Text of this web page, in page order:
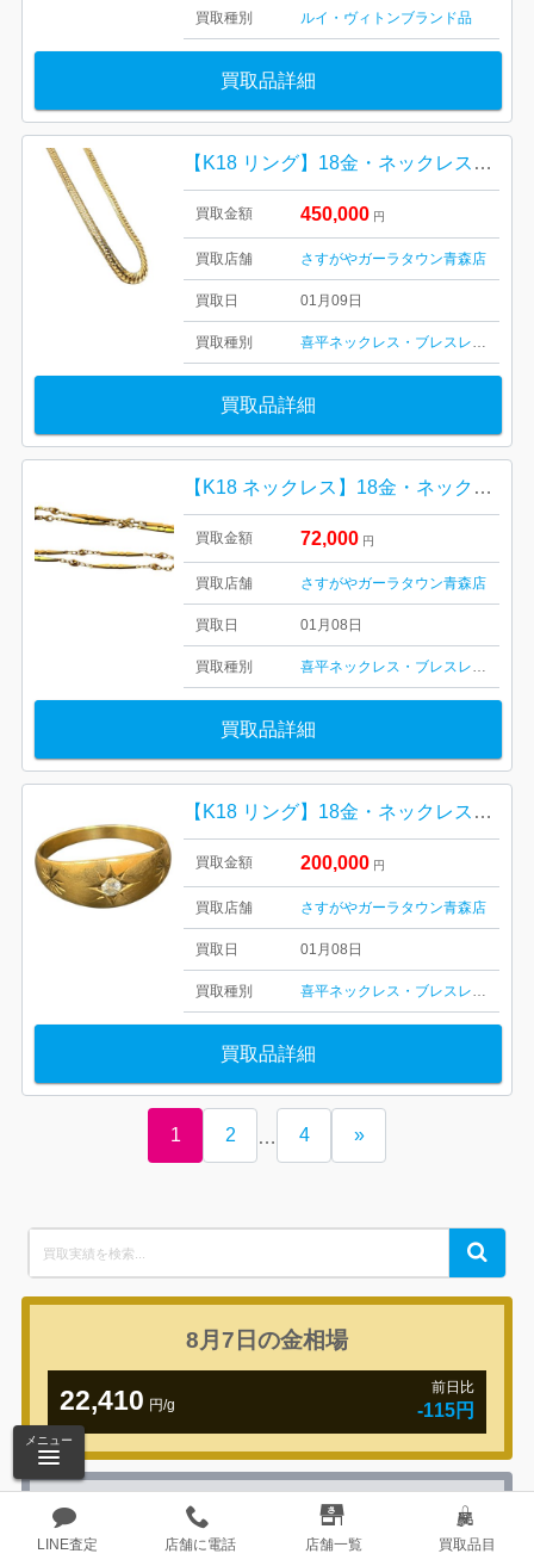
メニュー
LINE査定 店舗に電話 店舗一覧 買取品目
買取種別 ルイ・ヴィトンブランド品
買取品詳細
【K18 リング】18金・ネックレス・ブレスレッド・貴金属・アクセサリー・750・ゴールド
買取金額 450,000 円
買取店舗 さすがやガーラタウン青森店
買取日 01月09日
買取種別 喜平ネックレス・ブレスレット
買取品詳細
【K18 ネックレス】18金・ネックレス・ブレスレッド・貴金属・アクセサリー・750・ゴールド
買取金額 72,000 円
買取店舗 さすがやガーラタウン青森店
買取日 01月08日
買取種別 喜平ネックレス・ブレスレット
買取品詳細
【K18 リング】18金・ネックレス・ブレスレッド・貴金属・アクセサリー・750・ゴールド
買取金額 200,000 円
買取店舗 さすがやガーラタウン青森店
買取日 01月08日
買取種別 喜平ネックレス・ブレスレット
買取品詳細
1 2 … 4 »
for:
Search
8月7日の金相場
22,410 円/g
前日比
-115円
8月7日の プラチナ相場